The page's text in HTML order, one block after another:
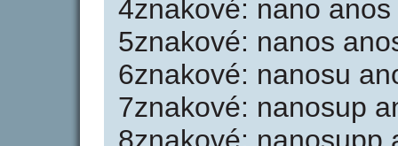
4znakové: nano
5znakové: nanos
6znakové: nanosu
7znakové: nanosup